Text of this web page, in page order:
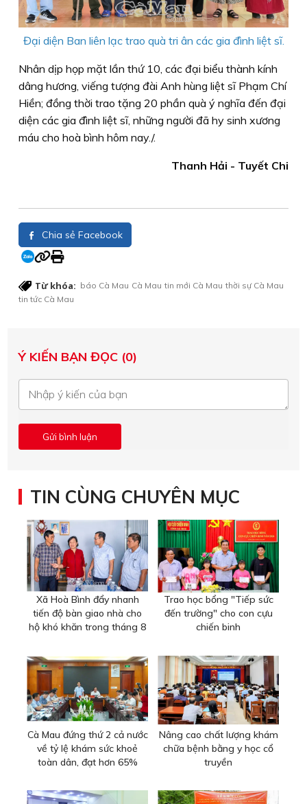
Đại diện Ban liên lạc trao quà tri ân các gia đình liệt sĩ.
Nhân dịp họp mặt lần thứ 10, các đại biểu thành kính
dâng hương, viếng tượng đài Anh hùng liệt sĩ Phạm Chí
Hiền; đồng thời trao tặng 20 phần quà ý nghĩa đến đại
diện các gia đình liệt sĩ, những người đã hy sinh xương
máu cho hoà bình hôm nay./.
Thanh Hải - Tuyết Chi
Chia sẻ Facebook
Từ khóa: báo Cà Mau Cà Mau tin mới Cà Mau thời sự Cà Mau
tin tức Cà Mau
Ý KIẾN BẠN ĐỌC (0)
TIN CÙNG CHUYÊN MỤC
Xã Hoà Bình đẩy nhanh
tiến độ bàn giao nhà cho
hộ khó khăn trong tháng 8
Trao học bổng "Tiếp sức
đến trường" cho con cựu
chiến binh
Cà Mau đứng thứ 2 cả nước
về tỷ lệ khám sức khoẻ
toàn dân, đạt hơn 65%
Nâng cao chất lượng khám
chữa bệnh bằng y học cổ
truyền